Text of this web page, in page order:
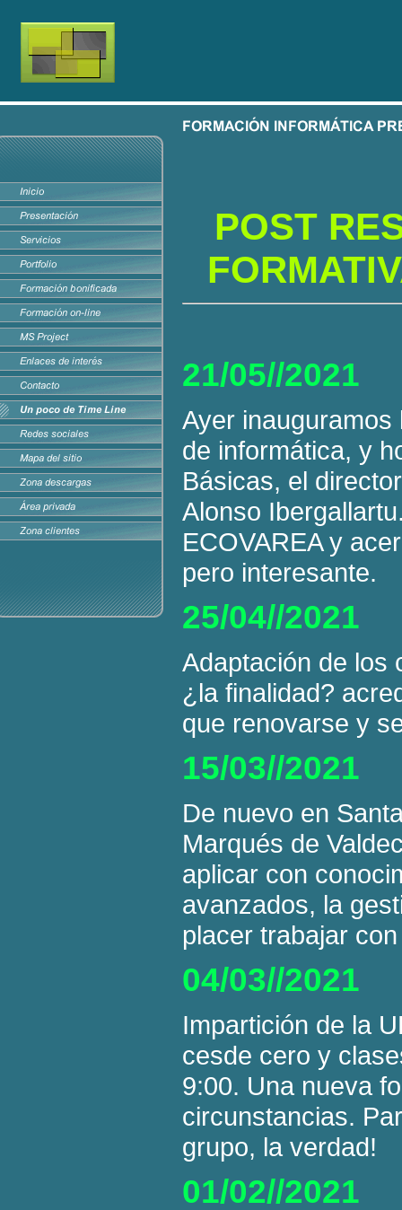
POST
21/05//2021
Ayer
de informática, y
Básicas, el
Alonso
ECOVAREA y
pero interesante.
25/04//2021
Adaptación de los
¿la finalidad?
que renovarse y
15/03//2021
De nuevo en
Marqués de
aplicar con
avanzados, la
placer trabajar
04/03//2021
Impartición de la
cesde cero y
9:00. Una nueva
circunstancias.
grupo, la verdad!
01/02//2021